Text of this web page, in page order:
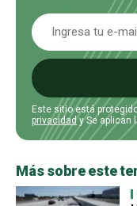
Este sitio está
privacidady Se aplican
Más sobre este